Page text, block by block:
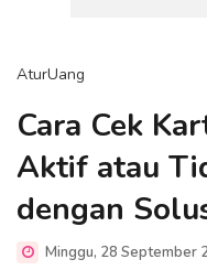
AturUang
Cara Cek
Aktif atau
dengan
Minggu, 28 September